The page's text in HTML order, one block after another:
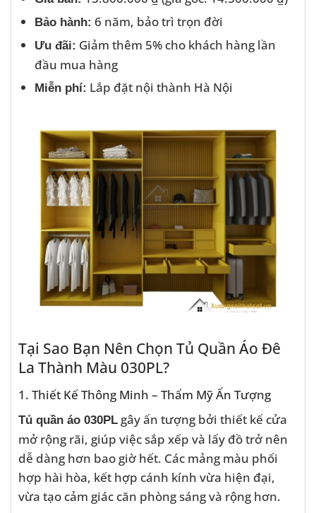
Bảo hành: 6 năm, bảo trì trọn đời
Ưu đãi: Giảm thêm 5% cho khách hàng lần
đầu mua hàng
Miễn phí: Lắp đặt nội thành Hà Nội
Tại Sao Bạn Nên Chọn Tủ Quần Áo Đê
La Thành Màu 030PL?
1. Thiết Kế Thông Minh – Thẩm Mỹ Ấn Tượng
Tủ quần áo 030PL gây ấn tượng bởi thiết kế cửa
mở rộng rãi, giúp việc sắp xếp và lấy đồ trở nên
dễ dàng hơn bao giờ hết. Các mảng màu phối
hợp hài hòa, kết hợp cánh kính vừa hiện đại,
vừa tạo cảm giác căn phòng sáng và rộng hơn.